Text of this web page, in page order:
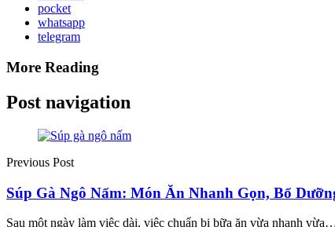
pocket
whatsapp
telegram
More Reading
Post navigation
Previous Post
Súp Gà Ngô Nấm: Món Ăn Nhanh Gọn, Bổ
Sau một ngày làm việc dài, việc chuẩn bị bữa ăn vừa nhanh